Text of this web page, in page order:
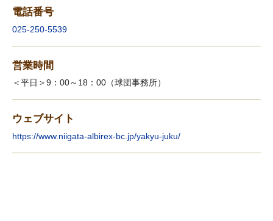
電話番号
025‐250-5539
営業時間
＜平日＞9：00～18：00（球団事務所）
ウェブサイト
https://www.niigata-albirex-bc.jp/yakyu-juku/